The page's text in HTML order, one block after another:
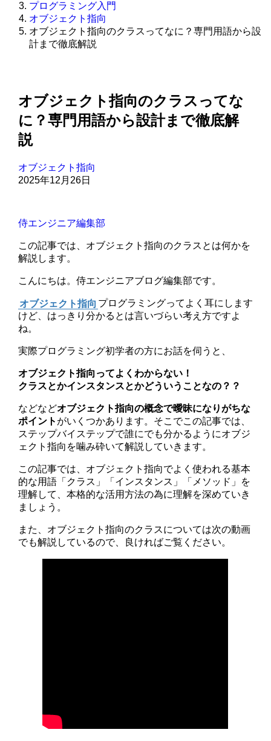
プログラミング入門
オブジェクト指向
オブジェクト指向のクラスってなに？専門用語から設
計まで徹底解説
オブジェクト指向のクラスってな
に？専門用語から設計まで徹底解
説
オブジェクト指向
2025年12月26日
侍エンジニア編集部
この記事では、オブジェクト指向のクラスとは何かを
解説します。
こんにちは。侍エンジニアブログ編集部です。
オブジェクト指向 プログラミングってよく耳にします
けど、はっきり分かるとは言いづらい考え方ですよ
ね。
実際プログラミング初学者の方にお話を伺うと、
オブジェクト指向ってよくわからない！
クラスとかインスタンスとかどういうことなの？？
などなどオブジェクト指向の概念で曖昧になりがちな
ポイント がいくつかあります。そこでこの記事では、
ステップバイステップで誰にでも分かるようにオブジ
ェクト指向を噛み砕いて解説していきます。
この記事では、オブジェクト指向でよく使われる基本
的な用語「クラス」「インスタンス」「メソッド」を
理解して、本格的な活用方法の為に理解を深めていき
ましょう。
また、オブジェクト指向のクラスについては次の動画
でも解説しているので、良ければご覧ください。